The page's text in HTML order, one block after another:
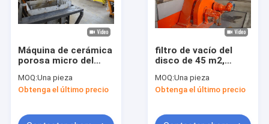
Máquina de cerámica
porosa micro del
vacío para la mezcla
separada de la mina
MOQ:Una pieza
Obtenga el último precio
filtro de vacío del
disco de 45 m2,
filtración rotatorio
del alto vacío del
MOQ:Una pieza
Obtenga el último precio